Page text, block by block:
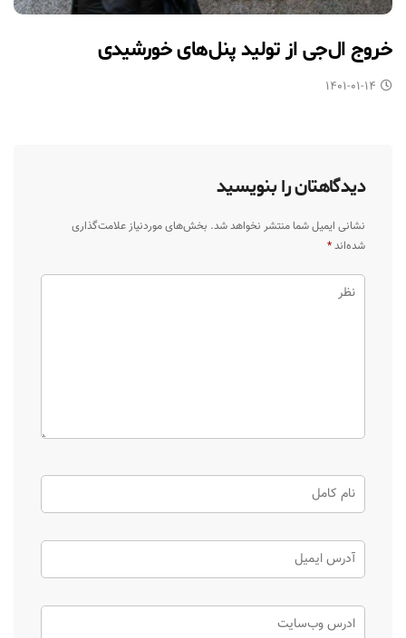
خروج ال‌جی از تولید پنل‌های خورشیدی
۱۴۰۱-۰۱-۱۴
دیدگاهتان را بنویسید
نشانی ایمیل شما منتشر نخواهد شد. بخش‌های موردنیاز علامت‌گذاری
شده‌اند*